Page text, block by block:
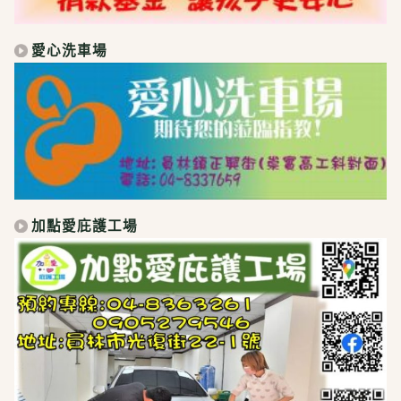
愛心洗車場
加點愛庇護工場